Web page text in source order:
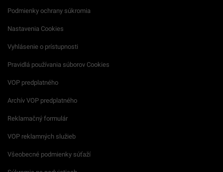
Podmienky ochrany súkromia
Nastavenia Cookies
Vyhlásenie o prístupnosti
Pravidlá používania súborov Cookies
VOP predplatného
Archív VOP predplatného
Reklamačný formulár
VOP reklamných služieb
Všeobecné podmienky súťaží